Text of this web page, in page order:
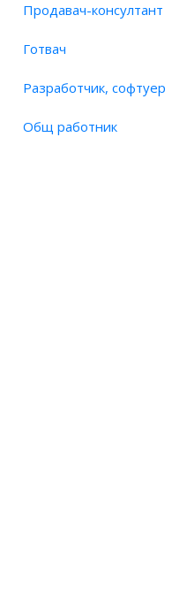
Заплата на Стифадор?
Заплата на Талиман?
Заплата на Началник, склад?
Заплата на Домакин?
Продавач-консултант
Готвач
Разработчик, софтуер
Общ работник